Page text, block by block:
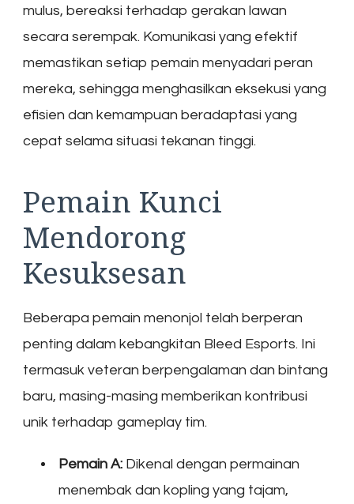
mulus, bereaksi terhadap gerakan lawan
secara serempak. Komunikasi yang efektif
memastikan setiap pemain menyadari peran
mereka, sehingga menghasilkan eksekusi yang
efisien dan kemampuan beradaptasi yang
cepat selama situasi tekanan tinggi.
Pemain Kunci
Mendorong
Kesuksesan
Beberapa pemain menonjol telah berperan
penting dalam kebangkitan Bleed Esports. Ini
termasuk veteran berpengalaman dan bintang
baru, masing-masing memberikan kontribusi
unik terhadap gameplay tim.
Pemain A: Dikenal dengan permainan
menembak dan kopling yang tajam,